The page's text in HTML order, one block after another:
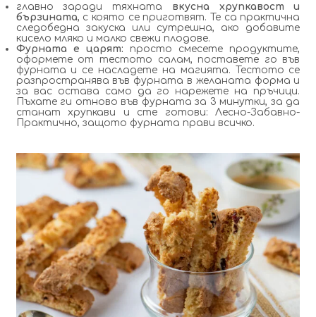
главно заради тяхната вкусна хрупкавост и
бързината, с която се приготвят. Те са практична
следобедна закуска или сутрешна, ако добавите
кисело мляко и малко свежи плодове.
Фурната е царят: просто смесете продуктите,
оформете от тестото салам, поставете го във
фурната и се насладете на магията. Тестото се
разпространява във фурната в желаната форма и
за вас остава само да го нарежете на пръчици.
Пъхате ги отново във фурната за 3 минутки, за да
станат хрупкави и сте готови: Лесно-Забавно-
Практично, защото фурната прави всичко.